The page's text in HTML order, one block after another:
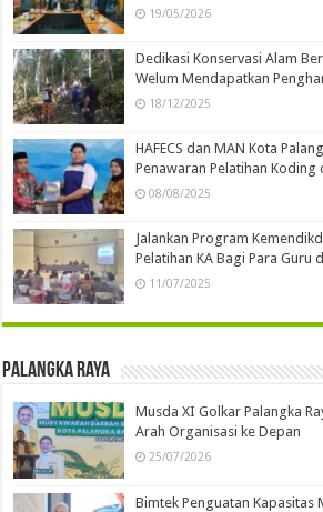
19/05/2026
Dedikasi Konservasi Alam
Welum Mendapatkan
18/12/2025
HAFECS dan MAN Kota
Penawaran Pelatihan Koding
08/08/2025
Jalankan Program
Pelatihan KA Bagi Para Guru
11/07/2025
Palangka Raya
Musda XI Golkar Palangka
Arah Organisasi ke Depan
25/07/2026
Bimtek Penguatan Kapasitas